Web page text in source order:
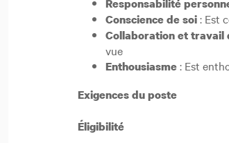
Responsabilité
Conscience de soi: Est
Collaboration et travail
vue
Enthousiasme: Est
Exigences du poste
Éligibilité